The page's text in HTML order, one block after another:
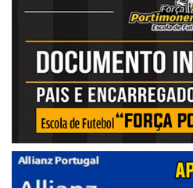
Portimonense
08/02/2025
01.ªJornada
AA Bela Vista
08.ªJornada
AEF João Moutinho
Centro de Formação
23/11/2024
07.ªJornada
Portimonense
Centro de Formação